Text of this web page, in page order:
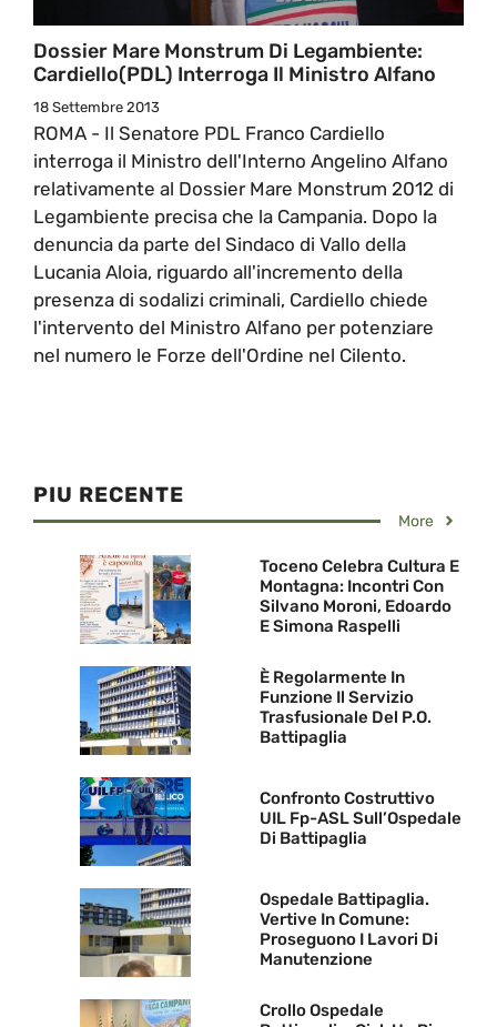
Dossier Mare Monstrum Di Legambiente:
Cardiello(PDL) Interroga Il Ministro Alfano
18 Settembre 2013
ROMA - Il Senatore PDL Franco Cardiello
interroga il Ministro dell'Interno Angelino Alfano
relativamente al Dossier Mare Monstrum 2012 di
Legambiente precisa che la Campania. Dopo la
denuncia da parte del Sindaco di Vallo della
Lucania Aloia, riguardo all'incremento della
presenza di sodalizi criminali, Cardiello chiede
l'intervento del Ministro Alfano per potenziare
nel numero le Forze dell'Ordine nel Cilento.
PIU RECENTE
More
Toceno Celebra Cultura E
Montagna: Incontri Con
Silvano Moroni, Edoardo
E Simona Raspelli
È Regolarmente In
Funzione Il Servizio
Trasfusionale Del P.O.
Battipaglia
Confronto Costruttivo
UIL Fp-ASL Sull’Ospedale
Di Battipaglia
Ospedale Battipaglia.
Vertive In Comune:
Proseguono I Lavori Di
Manutenzione
Crollo Ospedale